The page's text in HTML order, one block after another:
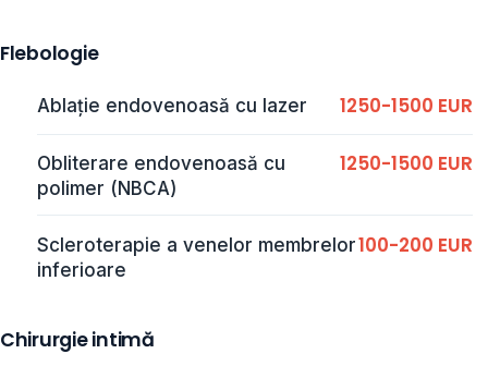
Flebologie
Ablație endovenoasă cu lazer 1250-1500 EUR
Obliterare endovenoasă cu
polimer (NBCA)
1250-1500 EUR
Scleroterapie a venelor membrelor
inferioare
100-200 EUR
Chirurgie intimă